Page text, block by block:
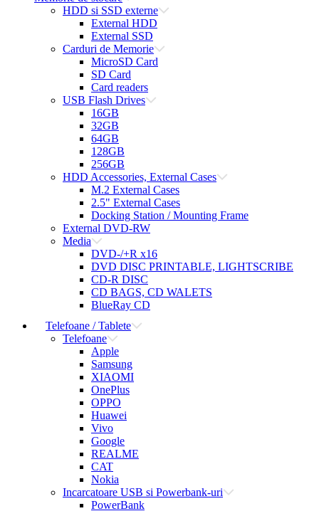
HDD si SSD externe
External HDD
External SSD
Carduri de Memorie
MicroSD Card
SD Card
Card readers
USB Flash Drives
16GB
32GB
64GB
128GB
256GB
HDD Accessories, External Cases
M.2 External Cases
2.5" External Cases
Docking Station / Mounting Frame
External DVD-RW
Media
DVD-/+R x16
DVD DISC PRINTABLE, LIGHTSCRIBE
CD-R DISC
CD BAGS, CD WALETS
BlueRay CD
Telefoane / Tablete
Telefoane
Apple
Samsung
XIAOMI
OnePlus
OPPO
Huawei
Vivo
Google
REALME
CAT
Nokia
Incarcatoare USB si Powerbank-uri
PowerBank